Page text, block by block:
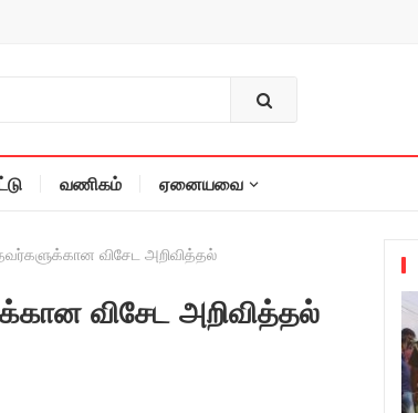
வணிகம் ஏனையவை
விசேட அறிவித்தல்
விசேட அறிவித்தல்